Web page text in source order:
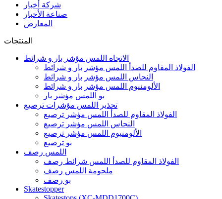
شركة أخبار
صناعة الأخبار
المعارض
المنتجات
الاتجاه اللمس مؤشر بار و شرائط
الفولاذ المقاوم للصدأ اللمس مؤشر بار و شرائط
النحاس اللمس مؤشر بار و شرائط
الألومنيوم اللمس مؤشر بار و شرائط
بو اللمس مؤشر بار
تحذير اللمس مؤشرات ترصيع
الفولاذ المقاوم للصدأ اللمس مؤشر ترصيع
النحاس اللمس مؤشر ترصيع
الألومنيوم اللمس مؤشر ترصيع
بو ترصيع
اللمس رصف
الفولاذ المقاوم للصدأ اللمس شرائط رصف
ملحومة اللمس رصف
بو رصف
Skatestopper